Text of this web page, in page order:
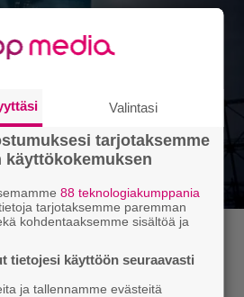
Tobias Forgelta
mukana myös
miehistöä
Valintasi
tarjotaksemme
käyttökokemuksen
88 teknologiakumppania
tarjotaksemme paremman
kohdentaaksemme sisältöä ja
tietojesi käyttöön seuraavasti
ja tallennamme evästeitä